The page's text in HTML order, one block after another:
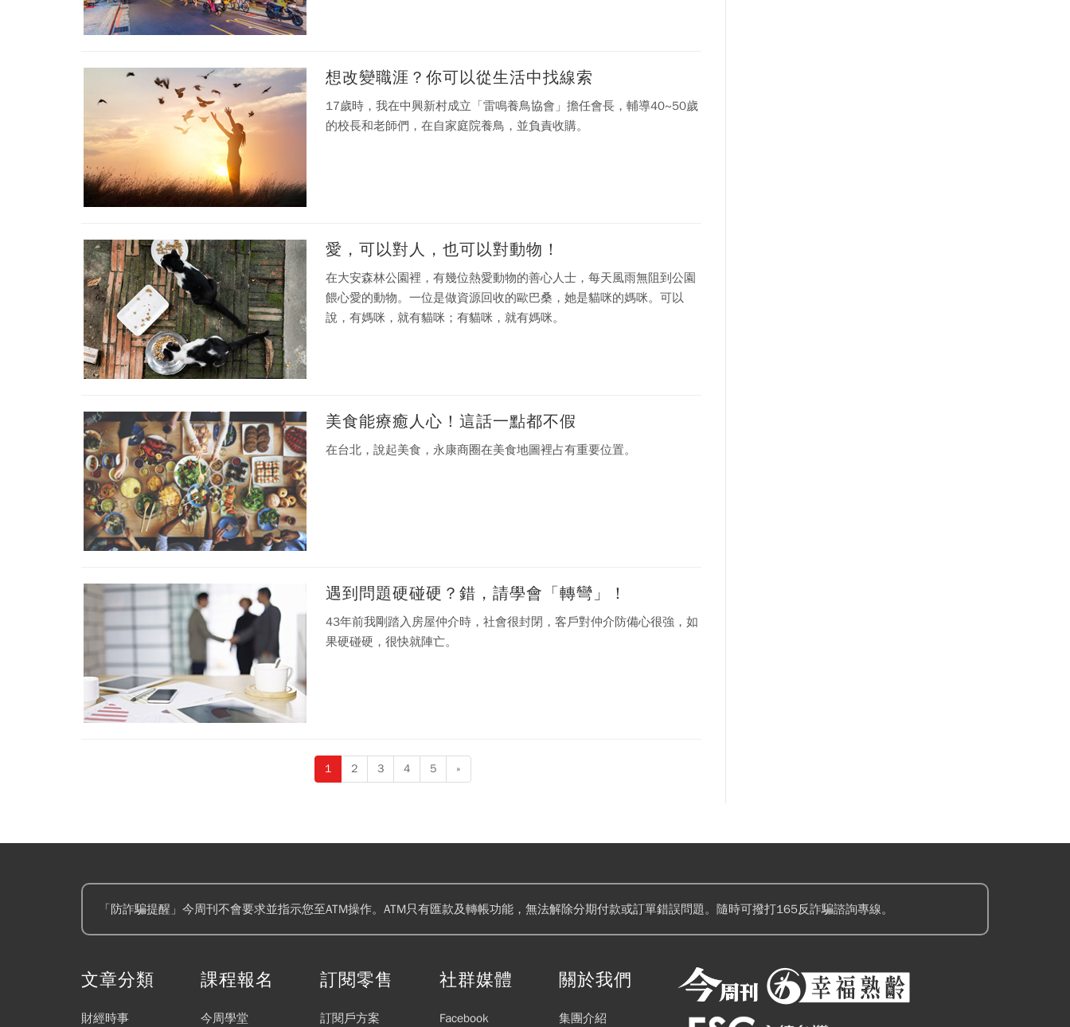
想改變職涯？你可以從生活中找線索
17歲時，我在中興新村成立「雷鳴養鳥協會」擔任會長，輔導40~50歲
的校長和老師們，在自家庭院養鳥，並負責收購。
愛，可以對人，也可以對動物！
在大安森林公園裡，有幾位熱愛動物的善心人士，每天風雨無阻到公園
餵心愛的動物。一位是做資源回收的歐巴桑，她是貓咪的媽咪。可以
說，有媽咪，就有貓咪；有貓咪，就有媽咪。
美食能療癒人心！這話一點都不假
在台北，說起美食，永康商圈在美食地圖裡占有重要位置。
遇到問題硬碰硬？錯，請學會「轉彎」！
43年前我剛踏入房屋仲介時，社會很封閉，客戶對仲介防備心很強，如
果硬碰硬，很快就陣亡。
1 2 3 4 5 »
「防詐騙提醒」今周刊不會要求並指示您至ATM操作。ATM只有匯款及轉帳功能，無法解除分期付款或訂單錯誤問題。隨時可撥打165反詐騙諮詢專線。
文章分類
財經時事
課程報名
今周學堂
訂閱零售
訂閱戶方案
社群媒體
Facebook
關於我們
集團介紹